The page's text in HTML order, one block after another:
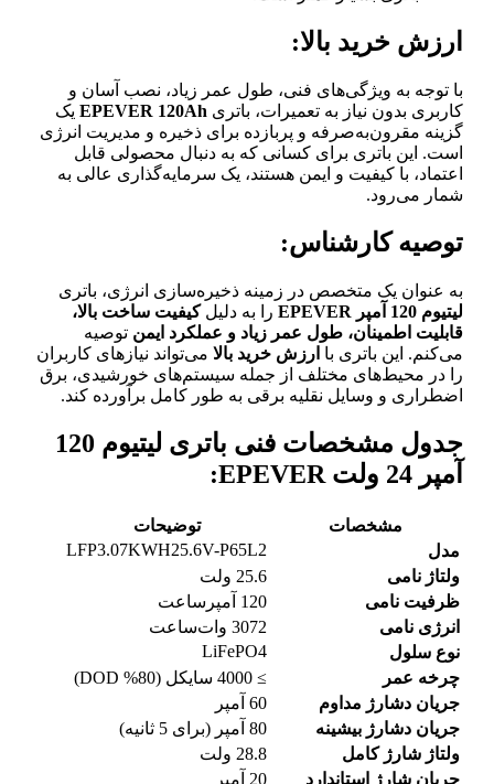
ارزش خرید بالا:
با توجه به ویژگی‌های فنی، طول عمر زیاد، نصب آسان و
کاربری بدون نیاز به تعمیرات، باتری EPEVER 120Ah یک
گزینه مقرون‌به‌صرفه و پربازده برای ذخیره و مدیریت انرژی
است. این باتری برای کسانی که به دنبال محصولی قابل
اعتماد، با کیفیت و ایمن هستند، یک سرمایه‌گذاری عالی به
شمار می‌رود.
توصیه کارشناس:
به عنوان یک متخصص در زمینه ذخیره‌سازی انرژی، باتری
لیتیوم 120 آمپر EPEVER
را به دلیلکیفیت ساخت بالا،
قابلیت اطمینان، طول عمر زیاد و عملکرد ایمن توصیه
می‌کنم. این باتری با ارزش خرید بالا می‌تواند نیازهای کاربران
را در محیط‌های مختلف از جمله سیستم‌های خورشیدی، برق
اضطراری و وسایل نقلیه برقی به طور کامل برآورده کند.
جدول مشخصات فنی باتری لیتیوم 120
آمپر 24 ولت EPEVER:
مشخصات
توضیحات
مدل
LFP3.07KWH25.6V-P65L2
ولتاژ نامی
25.6 ولت
ظرفیت نامی
120 آمپر‌ساعت
انرژی نامی
3072 وات‌ساعت
نوع سلول
LiFePO4
چرخه عمر
≥ 4000 سایکل (80% DOD)
جریان دشارژ مداوم
60 آمپر
جریان دشارژ بیشینه
80 آمپر (برای 5 ثانیه)
ولتاژ شارژ کامل
28.8 ولت
جریان شارژ استاندارد
20 آمپر